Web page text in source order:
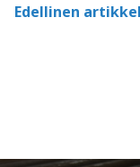
Edellinen